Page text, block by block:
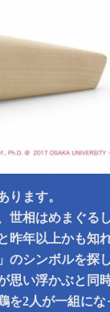
ります。
世相はめまぐる
昨年以上かも知
のシンボルを探
思い浮かぶと同
を2人が一組に